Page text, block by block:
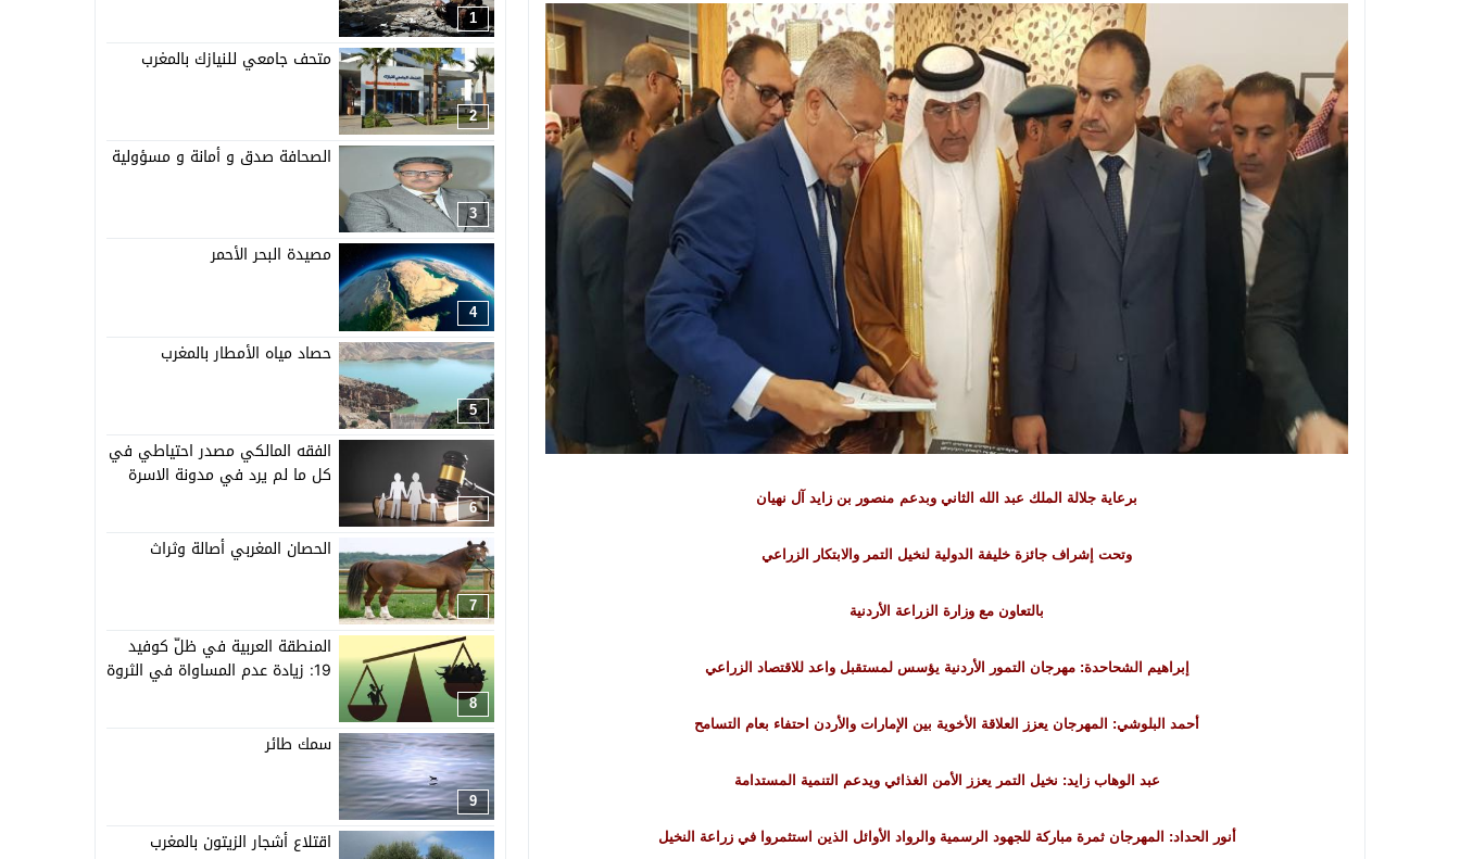
برعاية جلالة الملك عبد الله الثاني وبدعم منصور بن زايد آل نهيان
وتحت إشراف جائزة خليفة الدولية لنخيل التمر والابتكار الزراعي
بالتعاون مع وزارة الزراعة الأردنية
إبراهيم الشحاحدة: مهرجان التمور الأردنية يؤسس لمستقبل واعد للاقتصاد الزراعي
أحمد البلوشي: المهرجان يعزز العلاقة الأخوية بين الإمارات والأردن احتفاء بعام التسامح
عبد الوهاب زايد: نخيل التمر يعزز الأمن الغذائي ويدعم التنمية المستدامة
أنور الحداد: المهرجان ثمرة مباركة للجهود الرسمية والرواد الأوائل الذين استثمروا في زراعة النخيل
1
2
متحف جامعي للنيازك بالمغرب
3
الصحافة صدق و أمانة و مسؤولية
4
مصيدة البحر الأحمر
5
حصاد مياه الأمطار بالمغرب
6
الفقه المالكي مصدر احتياطي في
كل ما لم يرد في مدونة الاسرة
7
الحصان المغربي أصالة وثراث
8
المنطقة العربية في ظلّ كوفيد
19: زيادة عدم المساواة في الثروة
9
سمك طائر
اقتلاع أشجار الزيتون بالمغرب